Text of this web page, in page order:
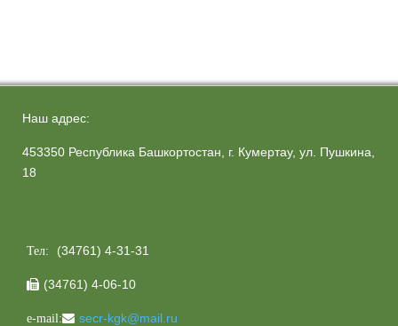
Наш адрес:
453350 Республика Башкортостан, г. Кумертау, ул. Пушкина,
18
Тел: (34761) 4-31-31
 (34761) 4-06-10
e-mail: secr-kgk@mail.ru